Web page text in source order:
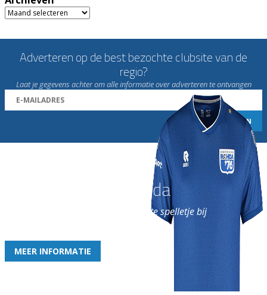
Archieven
Adverteren op de best bezochte clubsite van de
regio?
Laat je gegevens achter om alle informatie over adverteren te ontvangen
Word nu lid van Rohda
en geniet iedere week van het leukste spelletje bij
MEER INFORMATIE